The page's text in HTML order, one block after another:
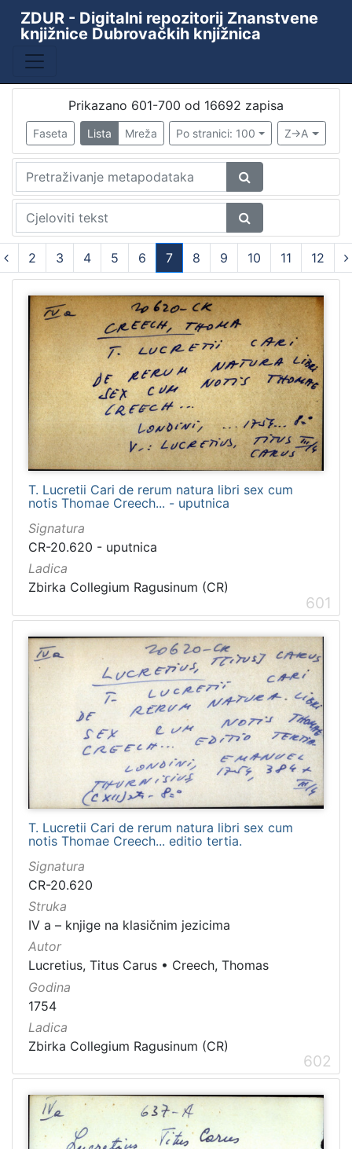
Baza
ZKD - ZDUR
Periodika Ragusina
Knjižnica
]
Godina
9th decade of the 19th century
1480
1481
1482
Naslov
serijske
publikacije
Narodna svijest
1095
Prava Crvena Hrvatska
Dubrovački list
Dubrovnik (1922-23)
Il tascapane in Dalmazia
Dubrovačka tribuna
Dubrava
Narod (1919-1922)
Dalmatien
Slovinac 1883
Slovinac 1882
Slovinac 1884
Jugosloven
L'avvenire
Epidauritano
Hrvatska Dubrava
Slovinac 1879
ZDUR - Digitalni repozitorij Znanstvene
knjižnice Dubrovačkih knjižnica
Prikazano 601-700 od 16692 zapisa
Faseta Lista Mreža Po stranici: 100 Z->A
2 3 4 5 6
7
(current)
8 9 10 11 12
T. Lucretii Cari de rerum natura libri sex cum
notis Thomae Creech... - uputnica
Signatura
CR-20.620 - uputnica
Ladica
Zbirka Collegium Ragusinum (CR)
601
T. Lucretii Cari de rerum natura libri sex cum
notis Thomae Creech... editio tertia.
Signatura
CR-20.620
Struka
IV a – knjige na klasičnim jezicima
Autor
Lucretius, Titus Carus • Creech, Thomas
Godina
1754
Ladica
Zbirka Collegium Ragusinum (CR)
602